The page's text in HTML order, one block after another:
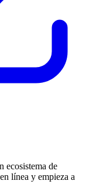
ecosistema de
línea y empieza a